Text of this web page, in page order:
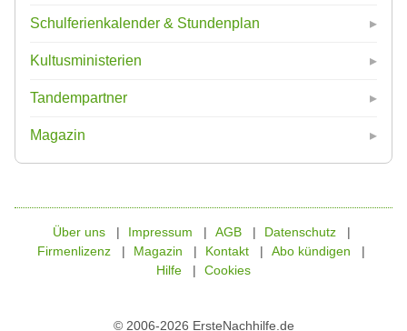
Schulferienkalender & Stundenplan
Kultusministerien
Tandempartner
Magazin
© 2006-2026 ErsteNachhilfe.de
Über uns Impressum AGB
Datenschutz
Firmenlizenz
Magazin Kontakt
Abo kündigen
Hilfe
Cookies